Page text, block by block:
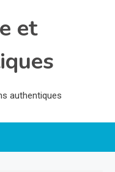
et
authentiques